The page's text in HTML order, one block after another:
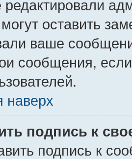
оставить
ваше
сообщения,
наверх
подпись к
подпись к